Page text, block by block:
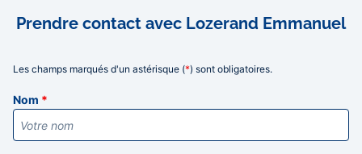
Prendre contact avec Lozerand Emmanuel
Les champs marqués d'un astérisque (*) sont obligatoires.
Nom *